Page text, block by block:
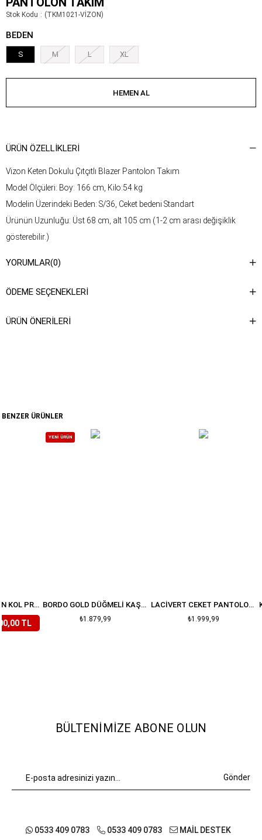
Stok Kodu (TKM1021-VİZON)
BEDEN
S M L XL
ÜRÜN ÖZELLIKLERI
Vizon Keten Dokulu Çıtçıtlı Blazer Pantolon Takım
Model Ölçüleri: Boy: 166 cm, Kilo:54 kg
Modelin Üzerindeki Beden: S/36, Ceket bedeni Standart
Ürünün Uzunluğu: Üst 68 cm, alt 105 cm (1-2 cm arası değişiklik
gösterebilir.)
Yıkama Talimatı : Ürünün iç kısmında bulunan etiketten yıkama
talimatına ulaşabilirsiniz.
YORUMLAR(0)
ÖDEME SEÇENEKLERI
ÜRÜN ÖNERILERI
BENZER ÜRÜNLER
LILA ÇIÇEKLI BALON KOL PREMIUM TAKIM
TL
BORDO GOLD DÜĞMELI KAŞE ETEK CEKET TAKIM
₺1.879,99
YENI ÜRÜN
LACIVERT CEKET PANTOLON DENIM TAKIM
₺1.999,99
BÜLTENIMIZE ABONE OLUN
Gönder
0533 409 0783 0533 409 0783 MAİL DESTEK